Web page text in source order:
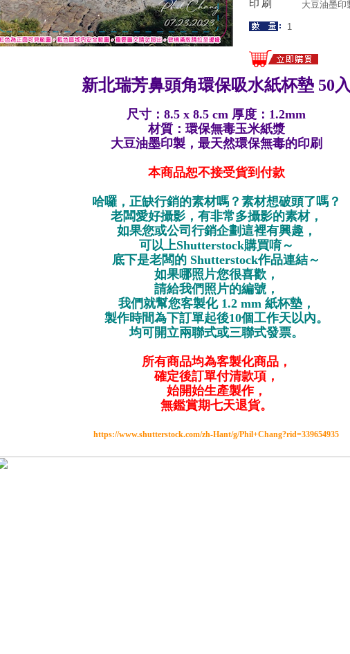
印刷
新北瑞芳鼻頭角環保吸水紙杯墊 50入
尺寸：8.5 x 8.5 cm 厚度：1.2mm
材質：環保無毒玉米紙漿
大豆油墨印製，最天然環保無毒的印刷
本商品恕不接受貨到付款
哈囉，正缺行銷的素材嗎？素材想破頭了嗎？
老闆愛好攝影，有非常多攝影的素材，
如果您或公司行銷企劃這裡有興趣，
可以上Shutterstock購買唷～
底下是老闆的 Shutterstock作品連結～
如果哪照片您很喜歡，
請給我們照片的編號，
我們就幫您客製化 1.2 mm 紙杯墊，
製作時間為下訂單起後10個工作天以內。
均可開立兩聯式或三聯式發票。
所有商品均為客製化商品，
確定後訂單付清款項，
始開始生產製作，
無鑑賞期七天退貨。
https://www.shutterstock.com/zh-Hant/g/Phil+Chang?rid=339654935